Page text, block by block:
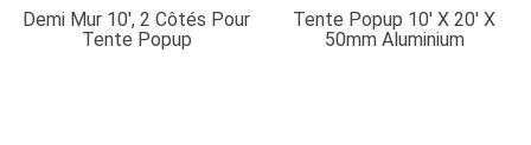
Demi Mur 10′, 2 Côtés Pour
Tente Popup
Tente Popup 10′ X 20′ X
50mm Aluminium